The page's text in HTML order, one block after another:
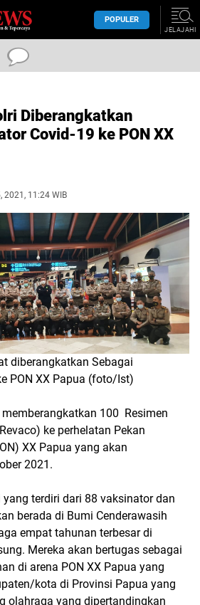
POPULER
JELAJAHI
Diberangkatkan
Covid-19 ke PON XX
2021, 11:24 WIB
diberangkatkan Sebagai
PON XX Papua (foto/Ist)
100 Resimen
ke perhelatan Pekan
XX Papua yang akan
2021.
terdiri dari 88 vaksinator dan
berada di Bumi Cenderawasih
empat tahunan terbesar di
Mereka akan bertugas sebagai
di arena PON XX Papua yang
kota di Provinsi Papua yang
olahraga yang dipertandingkan